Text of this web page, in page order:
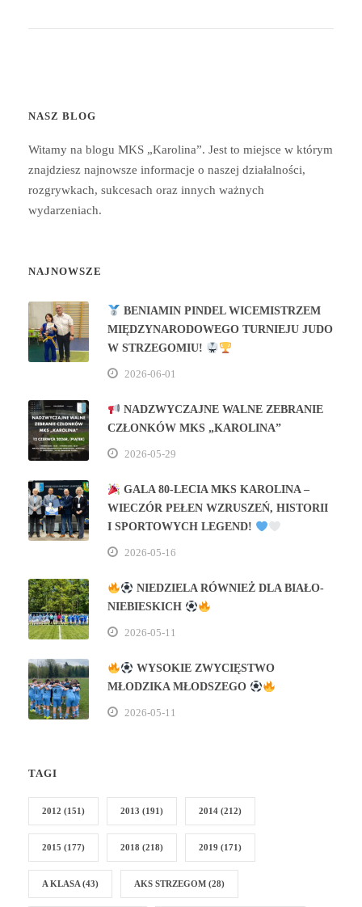
NASZ BLOG
Witamy na blogu MKS „Karolina”. Jest to miejsce w którym
znajdziesz najnowsze informacje o naszej działalności,
rozgrywkach, sukcesach oraz innych ważnych
wydarzeniach.
NAJNOWSZE
BENIAMIN PINDEL WICEMISTRZEM
MIĘDZYNARODOWEGO TURNIEJU JUDO
W STRZEGOMIU!
2026-06-01
NADZWYCZAJNE WALNE ZEBRANIE
CZŁONKÓW MKS „KAROLINA”
2026-05-29
GALA 80‑LECIA MKS KAROLINA –
WIECZÓR PEŁEN WZRUSZEŃ, HISTORII
I SPORTOWYCH LEGEND!
2026-05-16
NIEDZIELA RÓWNIEŻ DLA BIAŁO-
NIEBIESKICH
2026-05-11
WYSOKIE ZWYCIĘSTWO
MŁODZIKA MŁODSZEGO
2026-05-11
TAGI
2012 (151) 2013 (191) 2014 (212)
2015 (177) 2018 (218) 2019 (171)
A KLASA (43) AKS STRZEGOM (28)